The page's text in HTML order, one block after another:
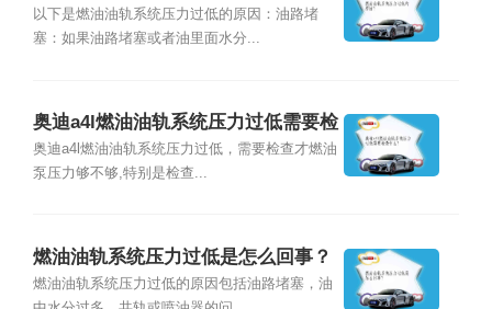
以下是燃油油轨系统压力过低的原因：油路堵
塞：如果油路堵塞或者油里面水分...
奥迪a4l燃油油轨系统压力过低需要检
查什么？
奥迪a4l燃油油轨系统压力过低，需要检查才燃油
泵压力够不够,特别是检查...
燃油油轨系统压力过低是怎么回事？
燃油油轨系统压力过低的原因包括油路堵塞，油